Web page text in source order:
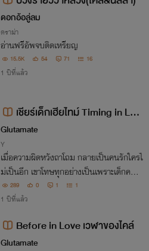
ดอกอ้อลู่ลม
ดราม่า
อ่านฟรีอัพจบติดเหรียญ
15.5K 54 71 16
1 ปีที่แล้ว
เชียร์เด็กเฮียไทม์ Timing in Lov
e
Glutamate
Y
เมื่อความผิดหวังถาโถม กลายเป็นคนรักใครไ
ม่เป็นอีก เขาโทษทุกอย่างเป็นเพราะเด็กคนห
นึ่งที่เขาเคยช่วยเหลือมาตลอด การถูกหักหลั
ง สร้างความชิงชัง ให้เด็กคนนั้นเป็นเพียงที่ร
289 0 1 1
1 ปีที่แล้ว
Before in Love เวฬาของไคล์
Glutamate